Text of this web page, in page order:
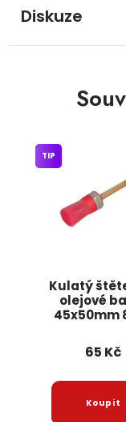
Diskuze
Kulatý
olejové
45x50mm
TIP
65 Kč